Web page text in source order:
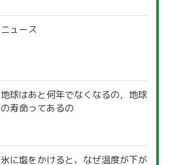
ニュース
地球はあと何年でなくなるの，地球
の寿命ってあるの
氷に塩をかけると、なぜ温度が下が